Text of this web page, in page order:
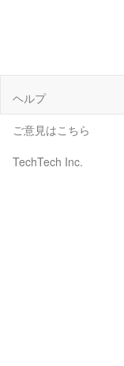
ヘルプ
ご意見はこちら
TechTech Inc.